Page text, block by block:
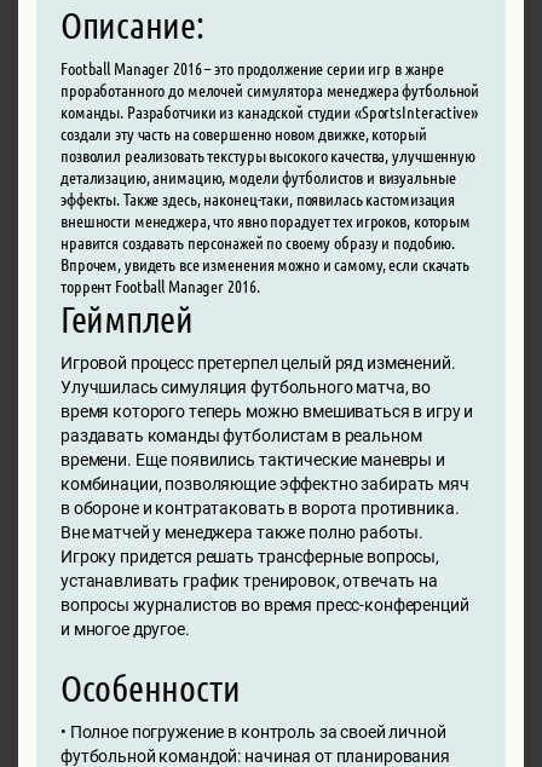
Описание:
Football Manager 2016 – это продолжение серии игр в жанре
проработанного до мелочей симулятора менеджера футбольной
команды. Разработчики из канадской студии «SportsInteractive»
создали эту часть на совершенно новом движке, который
позволил реализовать текстуры высокого качества, улучшенную
детализацию, анимацию, модели футболистов и визуальные
эффекты. Также здесь, наконец-таки, появилась кастомизация
внешности менеджера, что явно порадует тех игроков, которым
нравится создавать персонажей по своему образу и подобию.
Впрочем, увидеть все изменения можно и самому, если скачать
торрент Football Manager 2016.
Геймплей
Игровой процесс претерпел целый ряд изменений.
Улучшилась симуляция футбольного матча, во
время которого теперь можно вмешиваться в игру и
раздавать команды футболистам в реальном
времени. Еще появились тактические маневры и
комбинации, позволяющие эффектно забирать мяч
в обороне и контратаковать в ворота противника.
Вне матчей у менеджера также полно работы.
Игроку придется решать трансферные вопросы,
устанавливать график тренировок, отвечать на
вопросы журналистов во время пресс-конференций
и многое другое.
Особенности
• Полное погружение в контроль за своей личной
футбольной командой: начиная от планирования